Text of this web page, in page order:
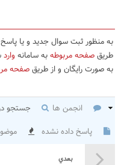
به منظور ثبت سوال جدید و یا
طریقصفحه مربوطهبه سامانه وارد
به صورت رایگان و از طریقصفحه
انجمن ها
جستجو
پاسخ داده نشده
بعدي